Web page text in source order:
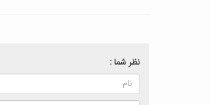
نظر شما :